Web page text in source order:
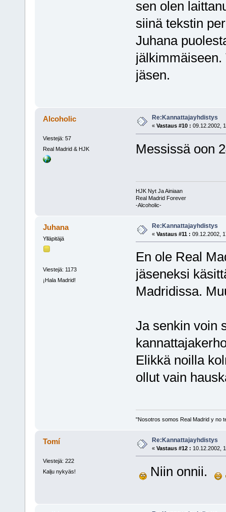
sen olen
siinä tekstin
Juhana
jäsen.
Alcoholic
Viestejä: 57
Real Madrid & HJK
Re:Kannattajayhdistys
« Vastaus #10 : 09.12.2002,
Messissä oon
HJK Nyt Ja Ainiaan
Real Madrid Forever
-Alcoholic-
Juhana
Ylläpitäjä
Viestejä: 1173
¡Hala Madrid!
Re:Kannattajayhdistys
« Vastaus #11 : 09.12.2002,
En ole Real
jäseneksi
Madridissa.
Ja senkin voin
Elikkä noilla
ollut vain
"Nosotros somos Real Madrid y no
Tomí
Viestejä: 222
Kalju nykyäs!
Re:Kannattajayhdistys
« Vastaus #12 : 10.12.2002,
Niin onnii.